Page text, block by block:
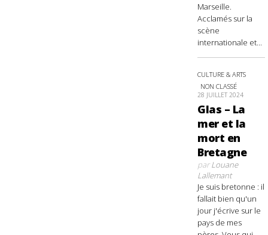
Marseille.
Acclamés sur la
scène
internationale et...
CULTURE & ARTS
NON CLASSÉ
28 JUILLET 2024
Glas – La
mer et la
mort en
Bretagne
parLouane
Lallemant
Je suis bretonne : il
fallait bien qu'un
jour j'écrive sur le
pays de mes